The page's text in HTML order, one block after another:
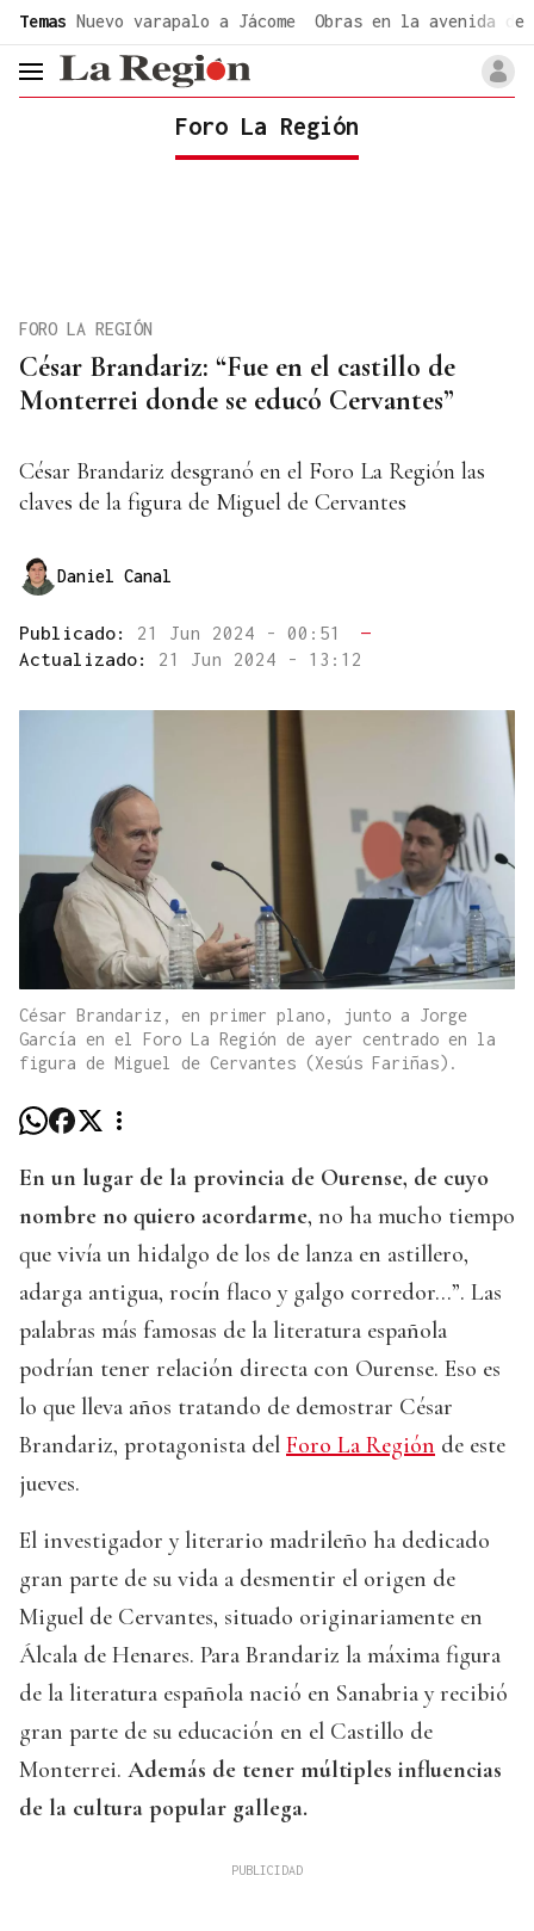
Temas Nuevo varapalo a Jácome Obras en la avenida de
header.menu.open
Foro La Región
César Brandariz: “Fue en el castillo de
Monterrei donde se educó Cervantes”
FORO LA REGIÓN
César Brandariz desgranó en el Foro La Región las
claves de la figura de Miguel de Cervantes
Daniel Canal
Publicado: 21 Jun 2024 - 00:51
—
Actualizado: 21 Jun 2024 - 13:12
César Brandariz, en primer plano, junto a Jorge
García en el Foro La Región de ayer centrado en la
figura de Miguel de Cervantes (Xesús Fariñas).
En un lugar de la provincia de Ourense, de cuyo
nombre no quiero acordarme, no ha mucho tiempo
que vivía un hidalgo de los de lanza en astillero,
adarga antigua, rocín flaco y galgo corredor…”. Las
palabras más famosas de la literatura española
podrían tener relación directa con Ourense. Eso es
lo que lleva años tratando de demostrar César
Brandariz, protagonista del Foro La Región de este
jueves.
El investigador y literario madrileño ha dedicado
gran parte de su vida a desmentir el origen de
Miguel de Cervantes, situado originariamente en
Álcala de Henares. Para Brandariz la máxima figura
de la literatura española nació en Sanabria y recibió
gran parte de su educación en el Castillo de
Monterrei. Además de tener múltiples influencias
de la cultura popular gallega.